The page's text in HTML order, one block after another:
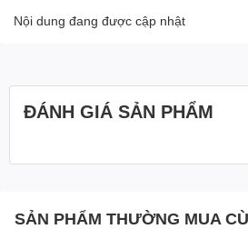
Nội dung đang được cập nhật
ĐÁNH GIÁ SẢN PHẨM
SẢN PHẨM THƯỜNG MUA